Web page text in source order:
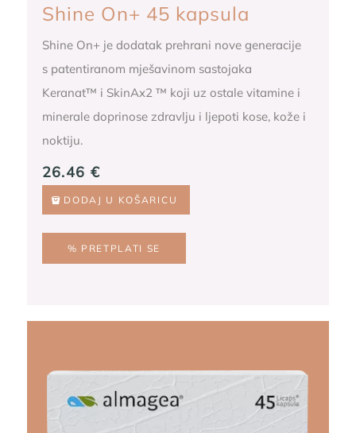
Shine On+ 45 kapsula
Shine On+ je dodatak prehrani nove generacije
s patentiranom mješavinom sastojaka
Keranat™ i SkinAx2 ™ koji uz ostale vitamine i
minerale doprinose zdravlju i ljepoti kose, kože i
noktiju.
26.46€
DODAJ U KOŠARICU
% PRETPLATI SE